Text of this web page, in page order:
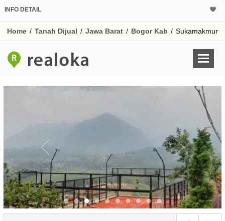
INFO DETAIL
Home / Tanah Dijual / Jawa Barat / Bogor Kab / Sukamakmur
Untuk hasil simulasi
pada kotak-
Simpan